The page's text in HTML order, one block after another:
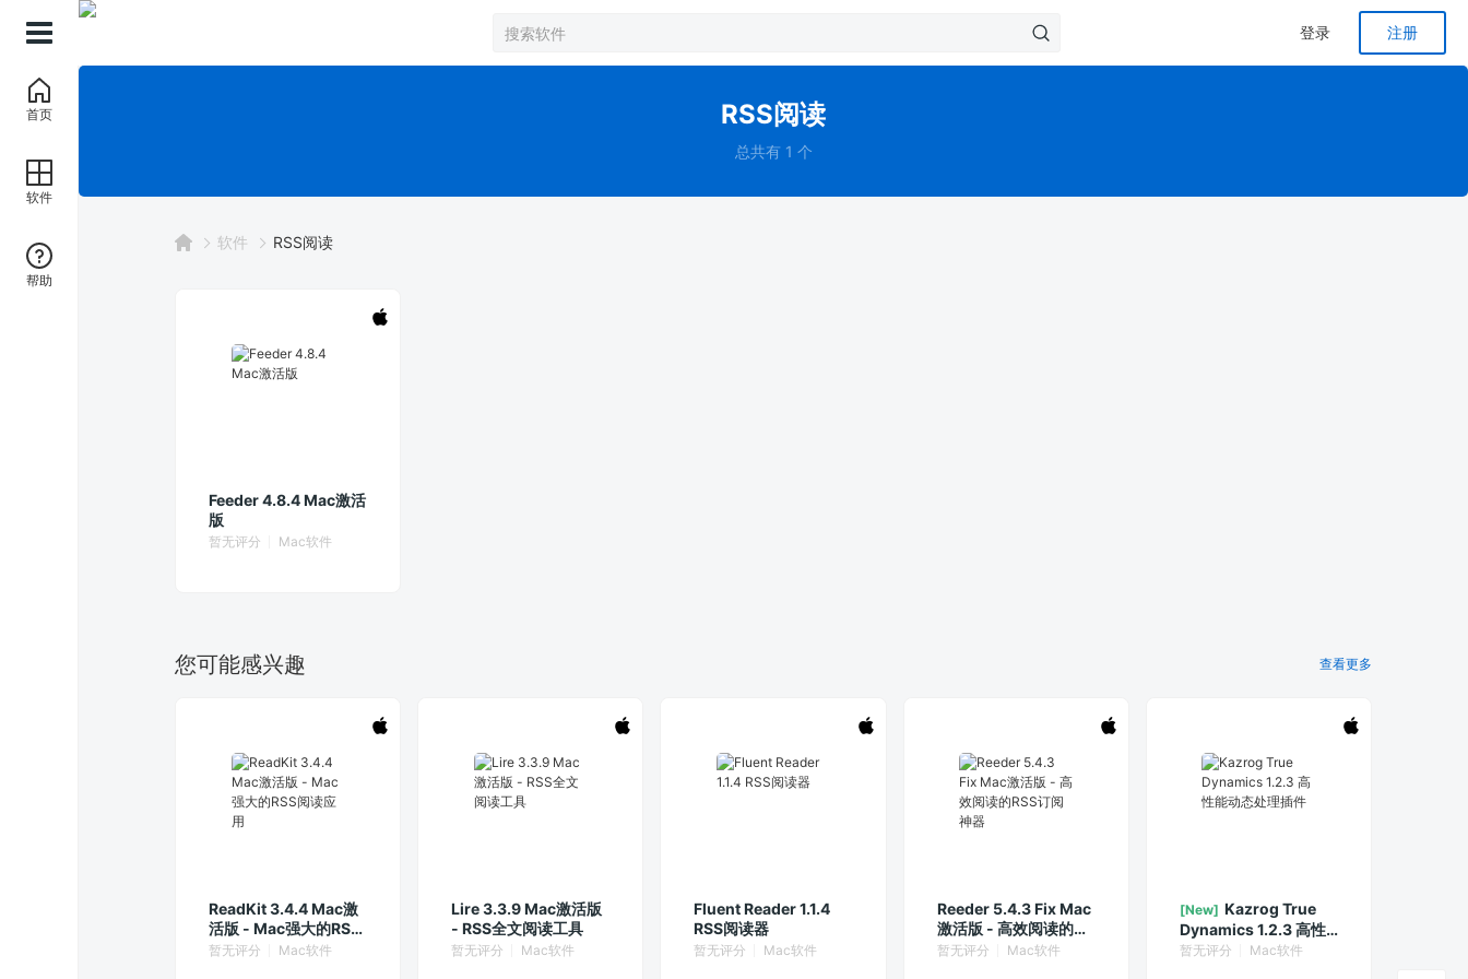
登录 注册
RSS阅读
总共有 1 个
软件 RSS阅读
Feeder 4.8.4 Mac激活
版
暂无评分 Mac软件
您可能感兴趣 查看更多
ReadKit 3.4.4 Mac激
活版 - Mac强大的RSS
阅读应用
暂无评分 Mac软件
Lire 3.3.9 Mac激活版
- RSS全文阅读工具
暂无评分 Mac软件
Fluent Reader 1.1.4
RSS阅读器
暂无评分 Mac软件
Reeder 5.4.3 Fix Mac
激活版 - 高效阅读的
RSS订阅神器
暂无评分 Mac软件
[New] Kazrog True
Dynamics 1.2.3 高性
能动态处理插件
暂无评分 Mac软件
首页
软件
帮助